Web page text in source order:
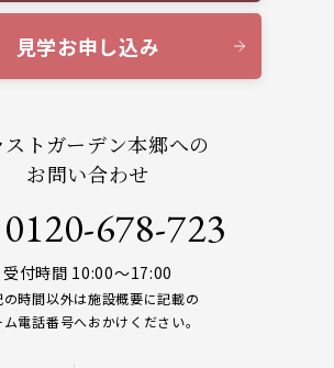
ストガーデン本郷への
お問い合わせ
0120-678-723
受付時間 10:00～17:00
の時間以外は施設概要に記載の
ム電話番号へおかけください。
見学お申し込み